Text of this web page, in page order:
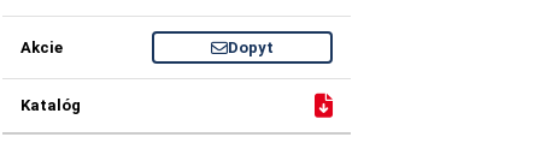
Dopyt